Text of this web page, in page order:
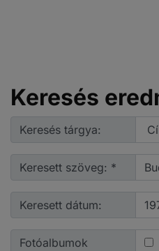
Keresés
Keresés tárgya:
Keresett szöveg: *
Keresett dátum:
Fotóalbumok